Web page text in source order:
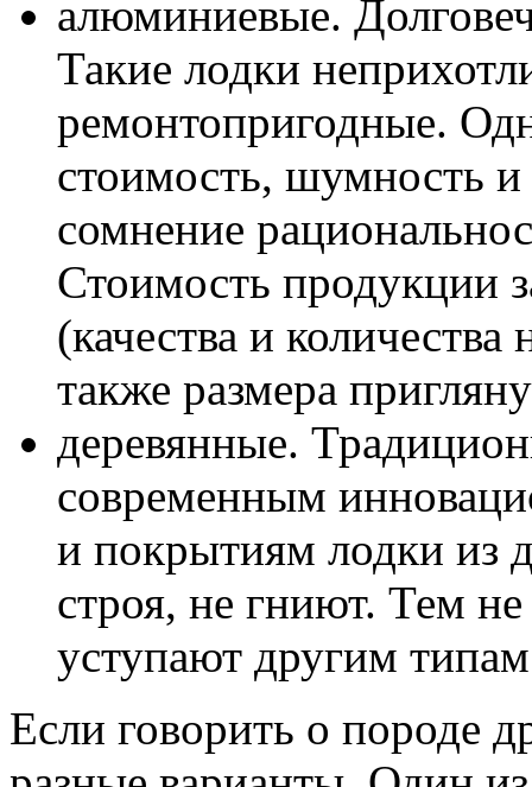
алюминиевые.
Такие лодки
ремонтопригодные.
стоимость, шумность и
сомнение
Стоимость продукции
(качества и
также размера
деревянные.
современным
и покрытиям лодки из
строя, не гниют. Тем
уступают другим
Если говорить о породе